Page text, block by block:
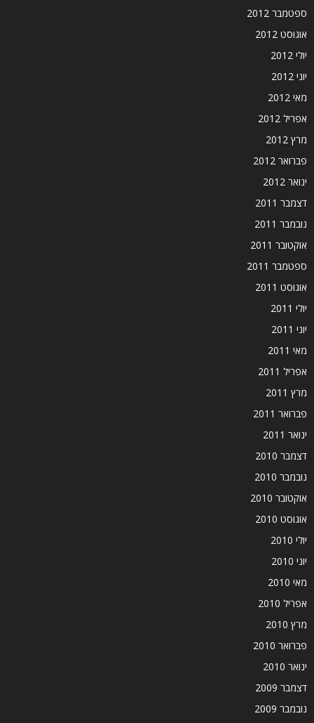
ספטמבר 2012
אוגוסט 2012
יולי 2012
יוני 2012
מאי 2012
אפריל 2012
מרץ 2012
פברואר 2012
ינואר 2012
דצמבר 2011
נובמבר 2011
אוקטובר 2011
ספטמבר 2011
אוגוסט 2011
יולי 2011
יוני 2011
מאי 2011
אפריל 2011
מרץ 2011
פברואר 2011
ינואר 2011
דצמבר 2010
נובמבר 2010
אוקטובר 2010
אוגוסט 2010
יולי 2010
יוני 2010
מאי 2010
אפריל 2010
מרץ 2010
פברואר 2010
ינואר 2010
דצמבר 2009
נובמבר 2009